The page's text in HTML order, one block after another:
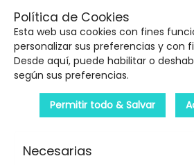
5€ DE
Política de Cookies
Esta web usa cookies con fines
personalizar sus preferencias y con
Desde aquí, puede habilitar o
según sus preferencias.
Permitir todo & Salvar
Necesarias